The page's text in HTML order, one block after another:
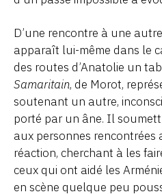
D’une rencontre à une
apparaît lui-même dans le
des routes d’Anatolie un
Samaritain, de Morot,
soutenant un autre,
porté par un âne. Il
aux personnes rencontrées
réaction, cherchant à les
ceux qui ont aidé les
en scène quelque peu